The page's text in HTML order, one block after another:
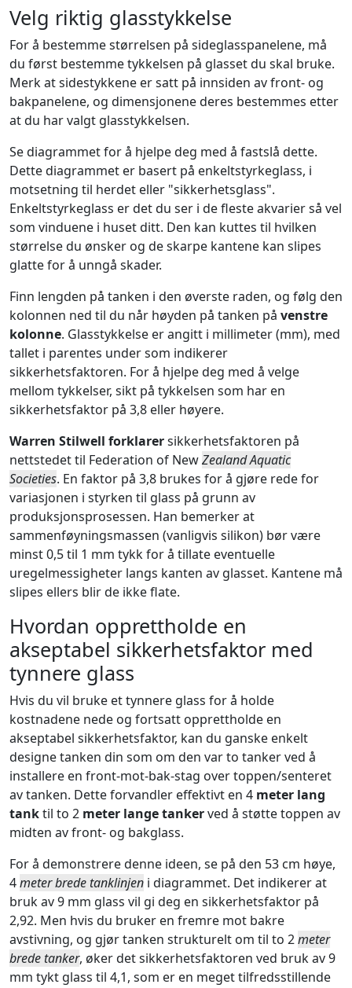
Velg riktig glasstykkelse
For å bestemme størrelsen på sideglasspanelene, må
du først bestemme tykkelsen på glasset du skal bruke.
Merk at sidestykkene er satt på innsiden av front- og
bakpanelene, og dimensjonene deres bestemmes etter
at du har valgt glasstykkelsen.
Se diagrammet for å hjelpe deg med å fastslå dette.
Dette diagrammet er basert på enkeltstyrkeglass, i
motsetning til herdet eller "sikkerhetsglass".
Enkeltstyrkeglass er det du ser i de fleste akvarier så vel
som vinduene i huset ditt. Den kan kuttes til hvilken
størrelse du ønsker og de skarpe kantene kan slipes
glatte for å unngå skader.
Finn lengden på tanken i den øverste raden, og følg den
kolonnen ned til du når høyden på tanken på venstre
kolonne. Glasstykkelse er angitt i millimeter (mm), med
tallet i parentes under som indikerer
sikkerhetsfaktoren. For å hjelpe deg med å velge
mellom tykkelser, sikt på tykkelsen som har en
sikkerhetsfaktor på 3,8 eller høyere.
Warren Stilwell forklarersikkerhetsfaktoren på
nettstedet til Federation of NewZealand Aquatic
Societies. En faktor på 3,8 brukes for å gjøre rede for
variasjonen i styrken til glass på grunn av
produksjonsprosessen. Han bemerker at
sammenføyningsmassen (vanligvis silikon) bør være
minst 0,5 til 1 mm tykk for å tillate eventuelle
uregelmessigheter langs kanten av glasset. Kantene må
slipes ellers blir de ikke flate.
Hvordan opprettholde en
akseptabel sikkerhetsfaktor med
tynnere glass
Hvis du vil bruke et tynnere glass for å holde
kostnadene nede og fortsatt opprettholde en
akseptabel sikkerhetsfaktor, kan du ganske enkelt
designe tanken din som om den var to tanker ved å
installere en front-mot-bak-stag over toppen/senteret
av tanken. Dette forvandler effektivt en 4 meter lang
tanktil to 2 meter lange tankerved å støtte toppen av
midten av front- og bakglass.
For å demonstrere denne ideen, se på den 53 cm høye,
4meter brede tanklinjen i diagrammet. Det indikerer at
bruk av 9 mm glass vil gi deg en sikkerhetsfaktor på
2,92. Men hvis du bruker en fremre mot bakre
avstivning, og gjør tanken strukturelt om til to 2meter
brede tanker, øker det sikkerhetsfaktoren ved bruk av 9
mm tykt glass til 4,1, som er en meget tilfredsstillende